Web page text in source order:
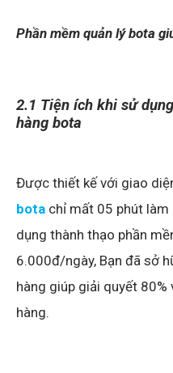
Phần mềm quản lý bota
2.1 Tiện ích khi sử
hàng bota
Được thiết kế với giao
bota chỉ mất 05 phút
dụng thành thạo phần
6.000đ/ngày, Bạn đã sở
hàng giúp giải quyết 80%
hàng.